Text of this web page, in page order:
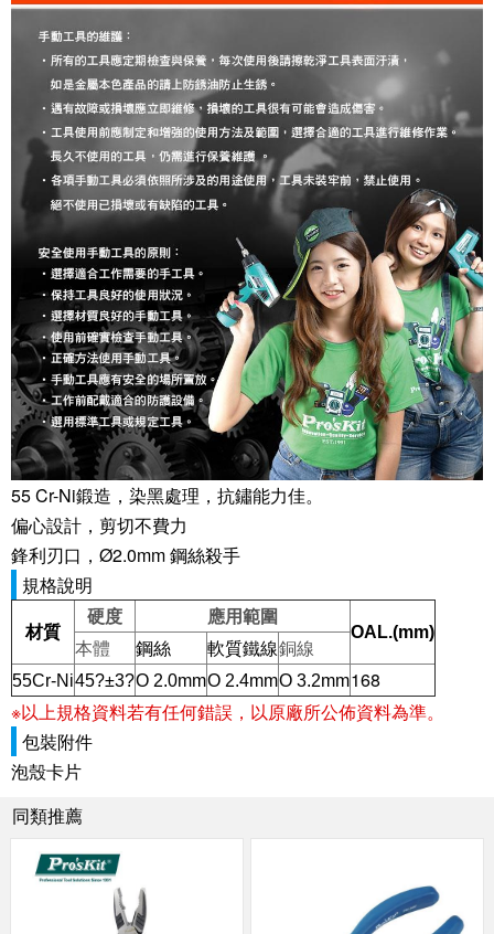
55 Cr-Ni鍛造，染黑處理，抗鏽能力佳。
偏心設計，剪切不費力
鋒利刃口，Ø2.0mm 鋼絲殺手
規格說明
材質
硬度
應用範圍
OAL.(mm)
本體
鋼絲 軟質鐵線銅線
55Cr-Ni45?±3?O 2.0mmO 2.4mmO 3.2mm168
※以上規格資料若有任何錯誤，以原廠所公佈資料為準。
包裝附件
泡殼卡片
同類推薦